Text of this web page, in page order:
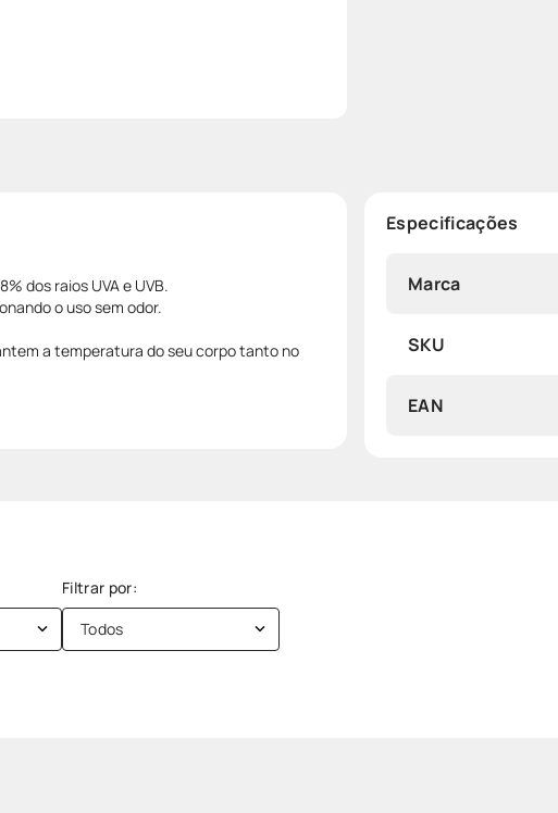
dos raios UVA e UVB.
o uso sem odor.
a temperatura do seu corpo tanto no
Especificações
Marca
SKU
EAN
Todos